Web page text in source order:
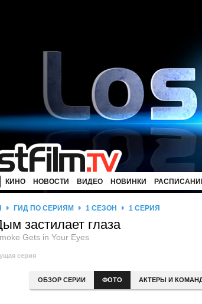
КИНО НОВОСТИ ВИДЕО НОВИНКИ
ГИД ПО СЕРИЯМ 1 СЕЗОН 1 СЕРИЯ
застилает глаза
Gets in Your Eyes
серия
ОБЗОР СЕРИИ ФОТО АКТЕРЫ И